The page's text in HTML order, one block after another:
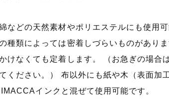
などの天然素材やポリエステルにも使用
種類によっては密着しづらいものがありま
けなくても定着します。 （お急ぎの場合
ください。） 布以外にも紙や木（表面加
インクと混ぜて使用可能です。